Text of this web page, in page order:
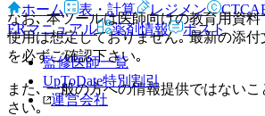
ホーム
表・計算 レジメン
ERマニュアル
薬剤情報 ポスト
監修医師一覧
UpToDate特別割引
運営会社
なお､ 本ツールは医師向けの教育用資
使用は想定しておりません｡ 最新の添
を必ずご確認下さい｡
また､ 一般の方への情報提供ではない
さい｡